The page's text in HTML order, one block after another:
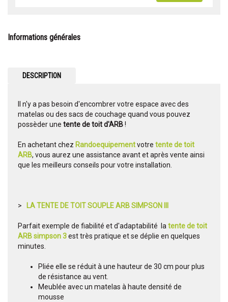
Informations générales
DESCRIPTION
Il n'y a pas besoin d'encombrer votre espace avec des
matelas ou des sacs de couchage quand vous pouvez
possèder une tente de toit d'ARB!
En achetant chez Randoequipementvotre tente de toit
ARB, vous aurez une assistance avant et après vente ainsi
que les meilleurs conseils pour votre installation.
> LA TENTE DE TOIT SOUPLE ARB SIMPSON III
Parfait exemple de fiabilité et d'adaptabilité latente de toit
ARB simpson 3est très pratique et se déplie en quelques
minutes.
Pliée elle se réduit à une hauteur de 30 cm pour plus
de résistance au vent.
Meublée avec un matelas à haute densité de
mousse